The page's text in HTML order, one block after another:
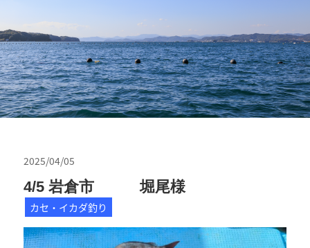
2025/04/05
4/5 岩倉市 堀尾様
カセ・イカダ釣り